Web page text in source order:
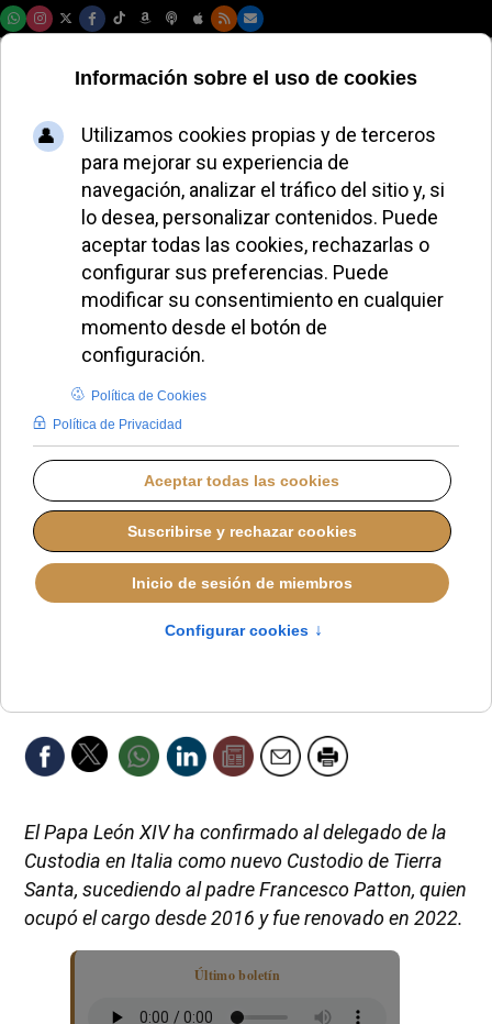
El Papa León XIV
nombra al nuevo
Custodio de Tierra
Santa
ALMUDENA RODRIGO PAPA LEÓN XIV
El Papa León XIV ha confirmado al delegado de la
Custodia en Italia como nuevo Custodio de Tierra
Santa, sucediendo al padre Francesco Patton, quien
ocupó el cargo desde 2016 y fue renovado en 2022.
Último boletín